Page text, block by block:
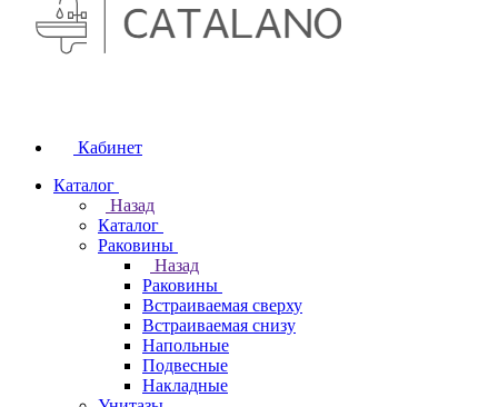
Кабинет
Каталог
Назад
Каталог
Раковины
Назад
Раковины
Встраиваемая сверху
Встраиваемая снизу
Напольные
Подвесные
Накладные